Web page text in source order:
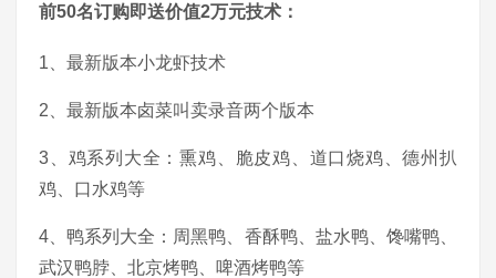
前50名订购即送价值2万元技术：
1、最新版本小龙虾技术
2、最新版本卤菜叫卖录音两个版本
3、鸡系列大全：熏鸡、脆皮鸡、道口烧鸡、德州扒
鸡、口水鸡等
4、鸭系列大全：周黑鸭、香酥鸭、盐水鸭、馋嘴鸭、
武汉鸭脖、北京烤鸭、啤酒烤鸭等